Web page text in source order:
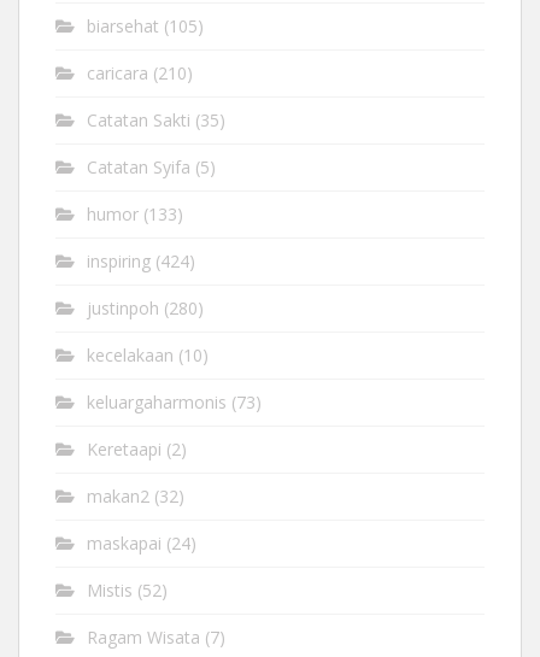
biarsehat (105)
caricara (210)
Catatan Sakti (35)
Catatan Syifa (5)
humor (133)
inspiring (424)
justinpoh (280)
kecelakaan (10)
keluargaharmonis (73)
Keretaapi (2)
makan2 (32)
maskapai (24)
Mistis (52)
Ragam Wisata (7)